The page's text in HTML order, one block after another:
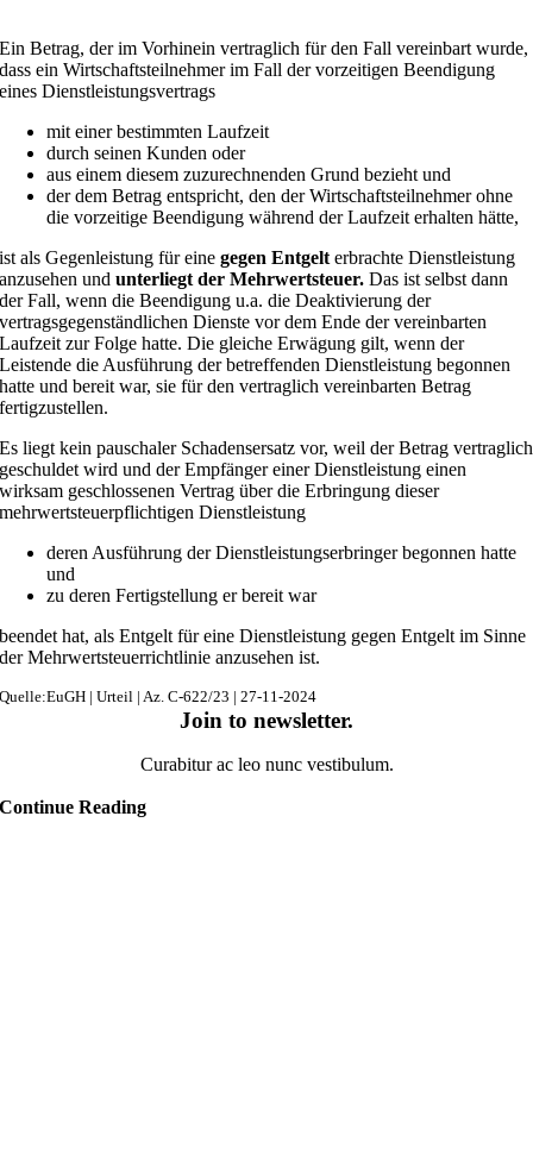
Ein Betrag, der im Vorhinein vertraglich für den Fall vereinbart wurde,
dass ein Wirtschaftsteilnehmer im Fall der vorzeitigen Beendigung
eines Dienstleistungsvertrags
mit einer bestimmten Laufzeit
durch seinen Kunden oder
aus einem diesem zuzurechnenden Grund bezieht und
der dem Betrag entspricht, den der Wirtschaftsteilnehmer ohne
die vorzeitige Beendigung während der Laufzeit erhalten hätte,
ist als Gegenleistung für einegegen Entgelt erbrachte Dienstleistung
anzusehen undunterliegt der Mehrwertsteuer. Das ist selbst dann
der Fall, wenn die Beendigung u.a. die Deaktivierung der
vertragsgegenständlichen Dienste vor dem Ende der vereinbarten
Laufzeit zur Folge hatte. Die gleiche Erwägung gilt, wenn der
Leistende die Ausführung der betreffenden Dienstleistung begonnen
hatte und bereit war, sie für den vertraglich vereinbarten Betrag
fertigzustellen.
Es liegt kein pauschaler Schadensersatz vor, weil der Betrag vertraglich
geschuldet wird und der Empfänger einer Dienstleistung einen
wirksam geschlossenen Vertrag über die Erbringung dieser
mehrwertsteuerpflichtigen Dienstleistung
deren Ausführung der Dienstleistungserbringer begonnen hatte
und
zu deren Fertigstellung er bereit war
beendet hat, als Entgelt für eine Dienstleistung gegen Entgelt im Sinne
der Mehrwertsteuerrichtlinie anzusehen ist.
Quelle:EuGH | Urteil | Az. C-622/23 | 27-11-2024
Join to newsletter.
Curabitur ac leo nunc vestibulum.
Continue Reading